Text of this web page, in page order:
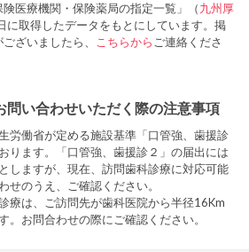
医療機関・保険薬局の指定一覧」（九州厚
に取得したデータをもとにしています。掲
ざいましたら、
こちらから ご連絡くださ
問い合わせいただく際の注意事項
労働省が定める施設基準「口管強、歯援診
ります。「口管強、歯援診２」の届出には
しますが、現在、訪問歯科診療に対応可能
せのうえ、ご確認ください。
療は、ご訪問先が歯科医院から半径16Km
。お問合わせの際にご確認ください。